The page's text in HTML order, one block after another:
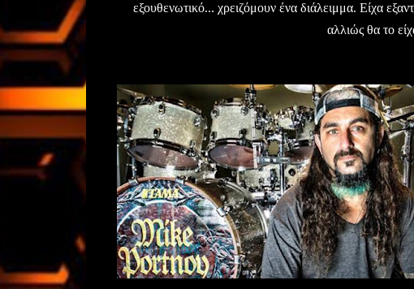
εξουθενωτικό... χρειζόμουν ένα διάλειμμα. Είχα
αλλιώς θα το